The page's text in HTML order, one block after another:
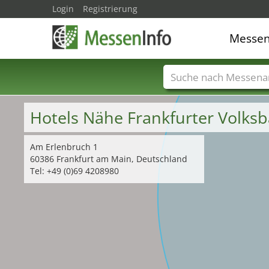
Hotels Nähe Frankfurter
Am Erlenbruch 1
60386 Frankfurt am Main, Deutschland
Tel: +49 (0)69 4208980
Login Registrierung
Messenamen